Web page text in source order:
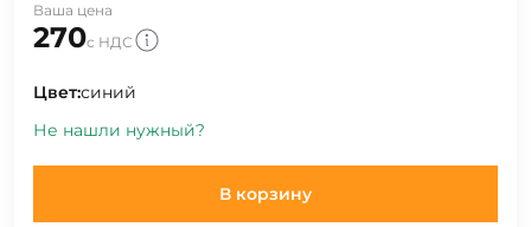
Ваша цена
270с НДС
Цвет:синий
Не нашли нужный?
В корзину